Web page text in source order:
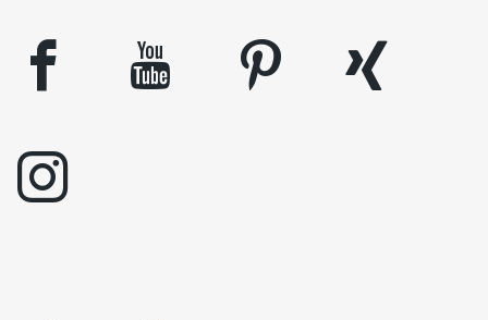
facebook youtube pinterest
xing
instagram